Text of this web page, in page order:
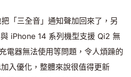
「三全音」通知聲加回來了，另
iPhone 14 系列機型支援 Qi2 無
電器無法使用等問題，令人煩躁的
入優化，整體來說很值得更新